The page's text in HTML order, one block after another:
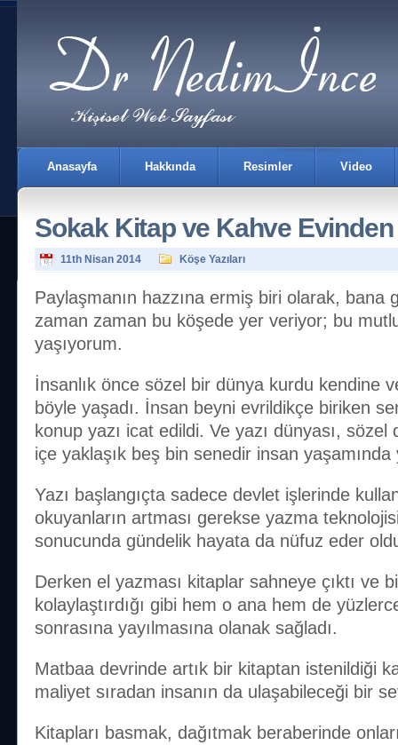
Anasayfa Hakkında Resimler Video
İletişim
Sokak Kitap ve Kahve
11th Nisan 2014 Köşe Yazıları
Paylaşmanın hazzına ermiş biri olarak, bana
zaman zaman bu köşede yer veriyor; bu
yaşıyorum.
İnsanlık önce sözel bir dünya kurdu kendine
böyle yaşadı. İnsan beyni evrildikçe biriken
konup yazı icat edildi. Ve yazı dünyası,
içe yaklaşık beş bin senedir insan yaşamında
Yazı başlangıçta sadece devlet işlerinde
okuyanların artması gerekse yazma
sonucunda gündelik hayata da nüfuz eder
Derken el yazması kitaplar sahneye çıktı ve
kolaylaştırdığı gibi hem o ana hem de
sonrasına yayılmasına olanak sağladı.
Matbaa devrinde artık bir kitaptan istenildiği
maliyet sıradan insanın da ulaşabileceği bir
Kitapları basmak, dağıtmak beraberinde